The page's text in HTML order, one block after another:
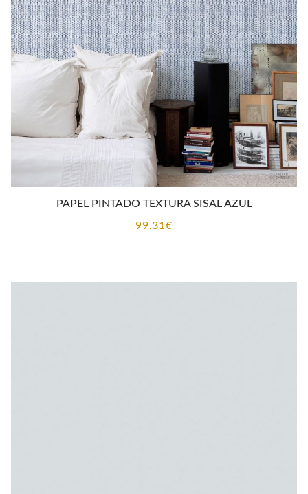
PAPEL PINTADO TEXTURA SISAL AZUL
99,31€